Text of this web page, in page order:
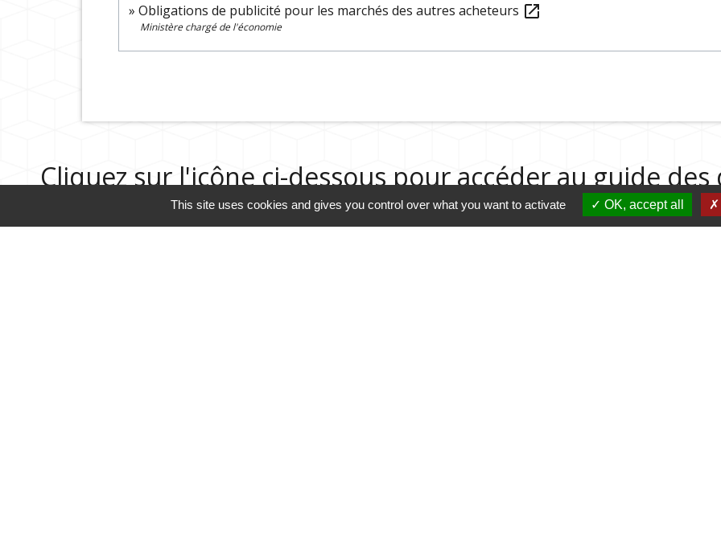
Obligations de publicité pour les marchés des autres acheteurs open_in_new
Ministère chargé de l'économie
Cliquez sur l'icône ci-dessous pour accéder au guide
This site uses cookies and gives you control over what you want to activate OK, accept all